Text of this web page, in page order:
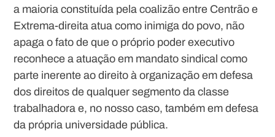
a maioria constituída pela coalizão entre Centrão e
Extrema-direita atua como inimiga do povo, não
apaga o fato de que o próprio poder executivo
reconhece a atuação em mandato sindical como
parte inerente ao direito à organização em defesa
dos direitos de qualquer segmento da classe
trabalhadora e, no nosso caso, também em defesa
da própria universidade pública.